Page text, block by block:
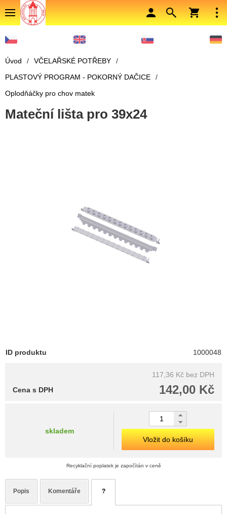
Úvod / VČELAŘSKÉ POTŘEBY
/
PLASTOVÝ PROGRAM - POKORNÝ DAČICE
/
Oplodňáčky pro chov matek
Mateční lišta pro 39x24
ID produktu 1000048
117,36 Kč bez DPH
142,00 Kč
Cena s DPH
skladem
Vložit do košíku
Recyklační poplatek je započítán v ceně
Popis Komentáře ?